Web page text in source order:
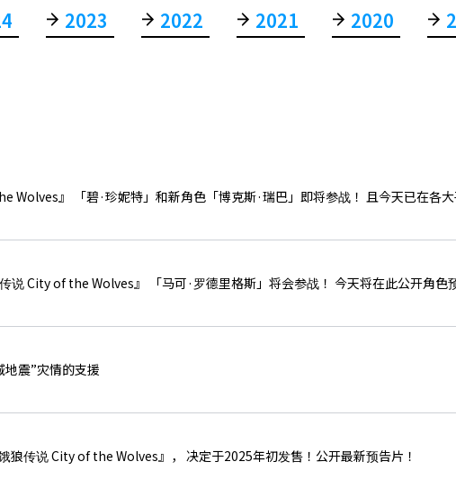
电子游戏业务
2023 2022 2021 2020
Wolves』 「碧·珍妮特」和新角色「博克斯·瑞巴」即将参战！ 且今天已在各
说 City of the Wolves』 「马可·罗德里格斯」将会参战！ 今天将在此公开角色
地震”灾情的支援
狼传说 City of the Wolves』， 决定于2025年初发售！公开最新预告片！